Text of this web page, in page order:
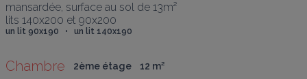
mansardée, surface au sol de 13m²
lits 140x200 et 90x200
un lit 90x190   •   un lit 140x190
Chambre 2ème étage 12 m²